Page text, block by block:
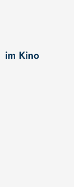
im Kino